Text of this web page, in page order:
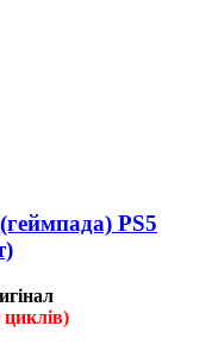
PS5
циклів)